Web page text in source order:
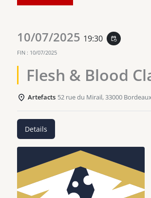
10/07/2025 19:30 event_repeat
FIN : 10/07/2025
Flesh & Blood
Artefacts 52 rue du Mirail, 33000
Details